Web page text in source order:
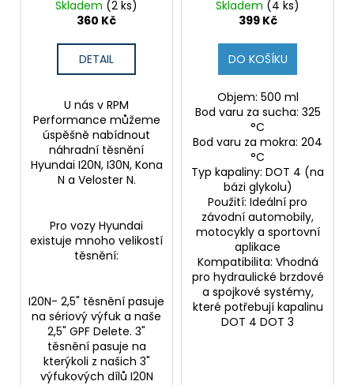
KONA N, VN
Skladem (2 ks)
360 Kč
DETAIL
U nás v RPM
Performance můžeme
úspěšně nabídnout
náhradní těsnění
Hyundai I20N, I30N, Kona
N a Veloster N.
Pro vozy Hyundai
existuje mnoho velikostí
těsnění:
I20N- 2,5" těsnění pasuje
na sériový výfuk a naše
2,5" GPF Delete. 3"
těsnění pasuje na
kterýkoli z našich 3"
výfukových dílů I20N
Skladem (4 ks)
399 Kč
DO KOŠÍKU
Objem: 500 ml
Bod varu za sucha: 325
°C
Bod varu za mokra: 204
°C
Typ kapaliny: DOT 4 (na
bázi glykolu)
Použití: Ideální pro
závodní automobily,
motocykly a sportovní
aplikace
Kompatibilita: Vhodná
pro hydraulické brzdové
a spojkové systémy,
které potřebují kapalinu
DOT 4 DOT 3